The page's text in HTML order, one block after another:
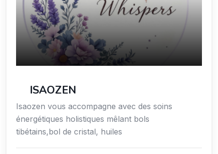
ISAOZEN
Isaozen vous accompagne avec des soins
énergétiques holistiques mêlant bols
tibétains,bol de cristal, huiles